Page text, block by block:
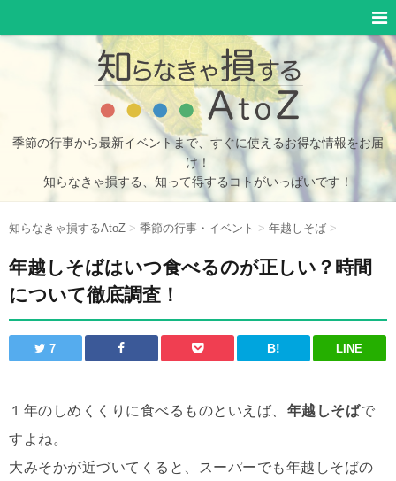
季節の行事から最新イベントまで、すぐに使えるお得な情報をお届
け！
知らなきゃ損する、知って得するコトがいっぱいです！
知らなきゃ損するAtoZ > 季節の行事・イベント > 年越しそば >
年越しそばはいつ食べるのが正しい？時間
について徹底調査！
7 B! LINE
１年のしめくくりに食べるものといえば、 年越しそばで
すよね。
大みそかが近づいてくると、スーパーでも年越しそばの